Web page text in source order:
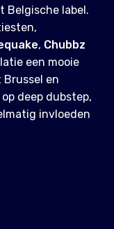
Belgische label.
, Chubbz
een mooie
en
deep dubstep,
invloeden